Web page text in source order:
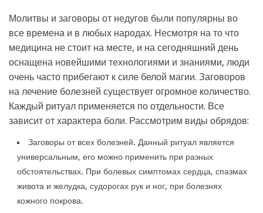
Молитвы и заговоры от недугов были популярны во
все времена и в любых народах. Несмотря на то что
медицина не стоит на месте, и на сегодняшний день
оснащена новейшими технологиями и знаниями, люди
очень часто прибегают к силе белой магии. Заговоров
на лечение болезней существует огромное количество.
Каждый ритуал применяется по отдельности. Все
зависит от характера боли. Рассмотрим виды обрядов:
Заговоры от всех болезней. Данный ритуал является
универсальным, его можно применить при разных
обстоятельствах. При болевых симптомах сердца, спазмах
живота и желудка, судорогах рук и ног, при болезнях
кожного покрова.